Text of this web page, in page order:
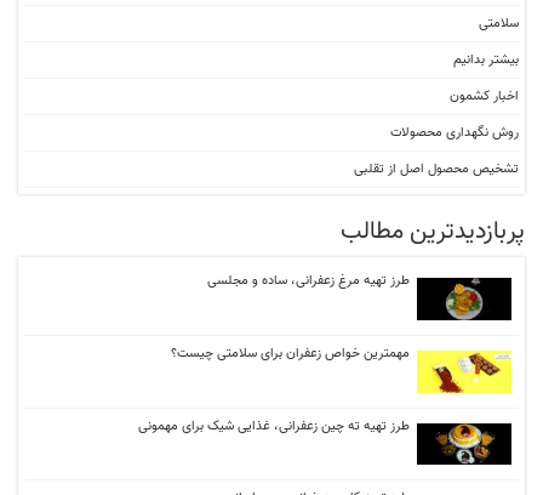
سلامتی
بیشتر بدانیم
اخبار کشمون
روش نگهداری محصولات
تشخیص محصول اصل از تقلبی
پربازدیدترین مطالب
طرز تهیه مرغ زعفرانی، ساده و مجلسی
مهمترین خواص زعفران برای سلامتی چیست؟
طرز تهیه ته‌ چین زعفرانی، غذایی شیک برای مهمونی